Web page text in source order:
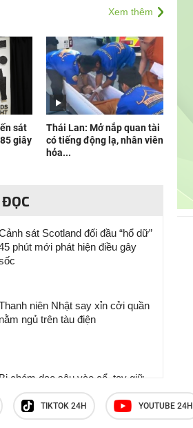
Xem thêm
sát
giây
Thái Lan: Mở nắp quan tài
có tiếng động lạ, nhân viên
hỏa...
sát Scotland đối đầu “hổ dữ”
phút mới phát hiện điều gây
niên Nhật say xỉn cởi quần
nằm ngủ trên tàu điện
Bị chém dao sâu vào cổ, tay giữ
đầu khỏi lệch đi gặp bác sĩ
TIKTOK 24H YOUTUBE 24H